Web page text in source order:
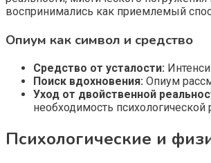
воспринимались как приемлемый
Опиум как символ и средство
Средство от усталости:
Поиск вдохновения: Опиум
Уход от двойственной
необходимость психологической
Психологические и